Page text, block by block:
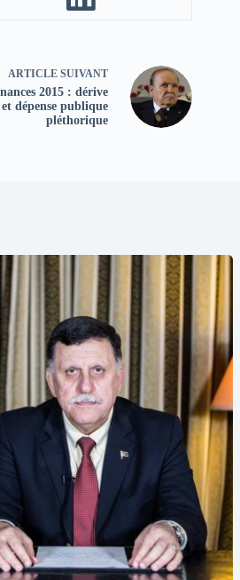
ARTICLE SUIVANT
2015 : dérive
dépense publique
pléthorique